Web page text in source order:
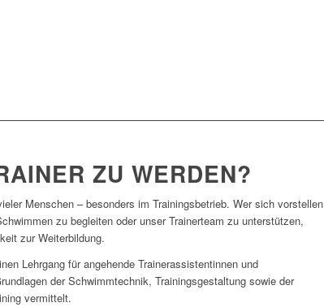
ZU WERDEN?
Menschen – besonders im Trainingsbetrieb. Wer sich vorstellen
zu begleiten oder unser Trainerteam zu unterstützen,
zur Weiterbildung.
Lehrgang für angehende Trainerassistentinnen und
der Schwimmtechnik, Trainingsgestaltung sowie der
vermittelt.